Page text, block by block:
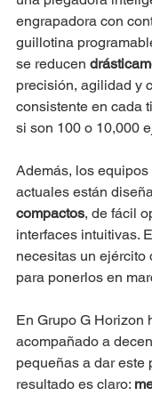
engrapadora con
guillotina
se reducen
precisión, agilidad y
consistente en cada
si son 100 o 10,000
Además, los
actuales están
compactos, de fácil
interfaces intuitivas.
necesitas un ejército
para ponerlos en
En Grupo G Horizon
acompañado a
pequeñas a dar este
resultado es claro: